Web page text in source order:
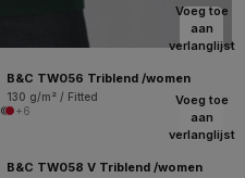
Voeg toe
aan
verlanglijst
B&C TW056 Triblend /women
130 g/m² / Fitted
+6
Voeg toe
aan
verlanglijst
B&C TW058 V Triblend /women